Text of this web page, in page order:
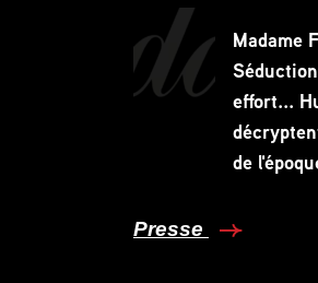
Madame
effort...
de
Presse